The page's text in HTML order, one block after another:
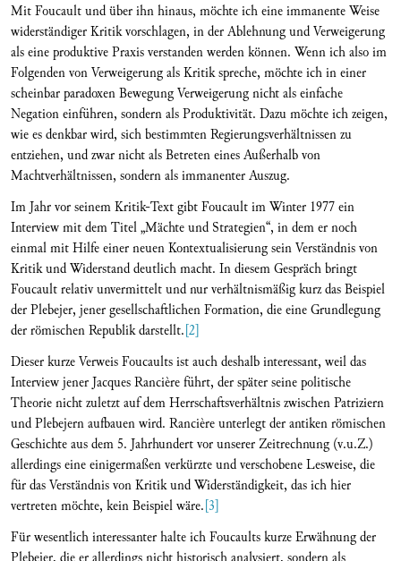
Mit Foucault und über ihn hinaus, möchte ich eine immanente Weise
widerständiger Kritik vorschlagen, in der Ablehnung und Verweigerung
als eine produktive Praxis verstanden werden können. Wenn ich also im
Folgenden von Verweigerung als Kritik spreche, möchte ich in einer
scheinbar paradoxen Bewegung Verweigerung nicht als einfache
Negation einführen, sondern als Produktivität. Dazu möchte ich zeigen,
wie es denkbar wird, sich bestimmten Regierungsverhältnissen zu
entziehen, und zwar nicht als Betreten eines Außerhalb von
Machtverhältnissen, sondern als immanenter Auszug.
Im Jahr vor seinem Kritik-Text gibt Foucault im Winter 1977 ein
Interview mit dem Titel „Mächte und Strategien“, in dem er noch
einmal mit Hilfe einer neuen Kontextualisierung sein Verständnis von
Kritik und Widerstand deutlich macht. In diesem Gespräch bringt
Foucault relativ unvermittelt und nur verhältnismäßig kurz das Beispiel
der Plebejer, jener gesellschaftlichen Formation, die eine Grundlegung
der römischen Republik darstellt.[2]
Dieser kurze Verweis Foucaults ist auch deshalb interessant, weil das
Interview jener Jacques Rancière führt, der später seine politische
Theorie nicht zuletzt auf dem Herrschaftsverhältnis zwischen Patriziern
und Plebejern aufbauen wird. Rancière unterlegt der antiken römischen
Geschichte aus dem 5. Jahrhundert vor unserer Zeitrechnung (v.u.Z.)
allerdings eine einigermaßen verkürzte und verschobene Lesweise, die
für das Verständnis von Kritik und Widerständigkeit, das ich hier
vertreten möchte, kein Beispiel wäre.[3]
Für wesentlich interessanter halte ich Foucaults kurze Erwähnung der